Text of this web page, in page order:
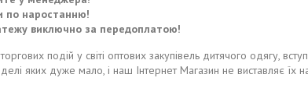
по наростанню!
виключно за передоплатою!
подій у світі оптових закупівель дитячого одягу,
яких дуже мало, і наш Інтернет Магазин не виставляє їх